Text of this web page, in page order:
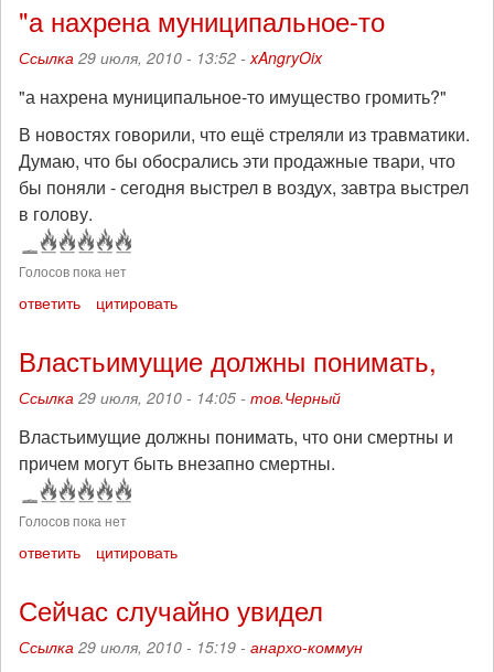
"а нахрена муниципальное-то
Ссылка 29 июля, 2010 - 13:52 -xAngryOix
"а нахрена муниципальное-то имущество громить?"
В новостях говорили, что ещё стреляли из травматики.
Думаю, что бы обосрались эти продажные твари, что
бы поняли - сегодня выстрел в воздух, завтра выстрел
в голову.
Голосов пока нет
ответить цитировать
Властьимущие должны понимать,
Ссылка 29 июля, 2010 - 14:05 - тов.Черный
Властьимущие должны понимать, что они смертны и
причем могут быть внезапно смертны.
Голосов пока нет
ответить цитировать
Сейчас случайно увидел
Ссылка 29 июля, 2010 - 15:19 - анархо-коммун